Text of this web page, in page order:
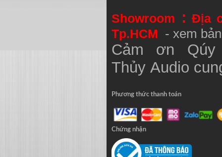
Showroom : Địa
Tp.HCM - xem
Cảm ơn
Thủy Audio
Phương thức thanh toán
Chứng nhận